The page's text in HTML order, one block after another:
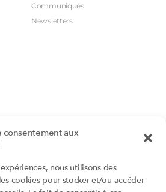
consentement aux
nous utilisons des
cookies pour stocker et/ou accéder
Communiqués
Newsletters
Portails
Annuaire DU/DIU
Archimede.fr